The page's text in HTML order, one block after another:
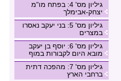
גיליון מס' 4: בפתח מו"מ
יצחק-אבימלך
גיליון מס' 5: בני יעקב נאסרו
במצרים
גיליון מס' 6: יוסף בן יעקב
מובא היום לקבורות במוף
גיליון מס' 7: מהפכה דתית
ברחבי הארץ